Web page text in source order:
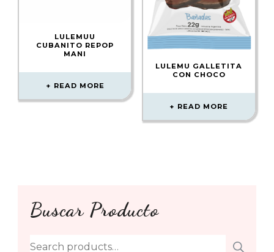
LULEMUU
CUBANITO REPOP
MANI
READ MORE
LULEMU GALLETITA
CON CHOCO
READ MORE
Buscar Producto
Search